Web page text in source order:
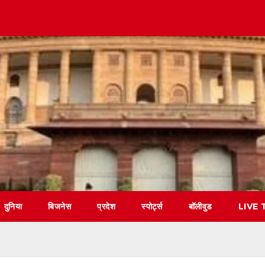
दुनिया बिजनेस प्रदेश स्पोर्ट्स बॉलीवुड LIVE